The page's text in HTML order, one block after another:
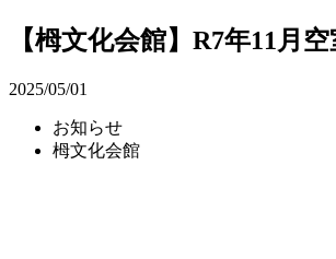
【栂文化会館】R7年11月
2025/05/01
お知らせ
栂文化会館